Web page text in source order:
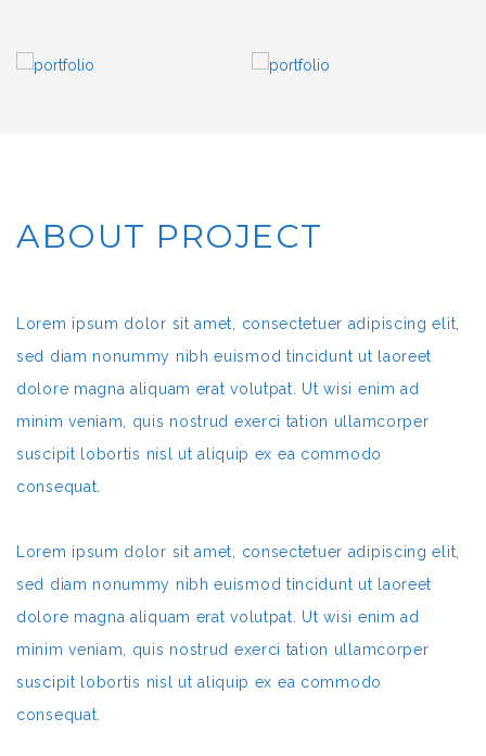
ABOUT PROJECT
Lorem ipsum dolor sit amet, consectetuer adipiscing elit,
sed diam nonummy nibh euismod tincidunt ut laoreet
dolore magna aliquam erat volutpat. Ut wisi enim ad
minim veniam, quis nostrud exerci tation ullamcorper
suscipit lobortis nisl ut aliquip ex ea commodo
consequat.
Lorem ipsum dolor sit amet, consectetuer adipiscing elit,
sed diam nonummy nibh euismod tincidunt ut laoreet
dolore magna aliquam erat volutpat. Ut wisi enim ad
minim veniam, quis nostrud exerci tation ullamcorper
suscipit lobortis nisl ut aliquip ex ea commodo
consequat.